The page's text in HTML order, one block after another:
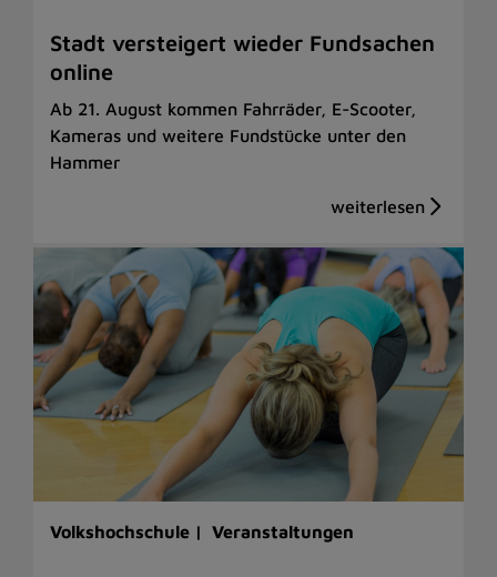
Stadt versteigert wieder Fundsachen
online
Ab 21. August kommen Fahrräder, E-Scooter,
Kameras und weitere Fundstücke unter den
Hammer
Volkshochschule | Veranstaltungen